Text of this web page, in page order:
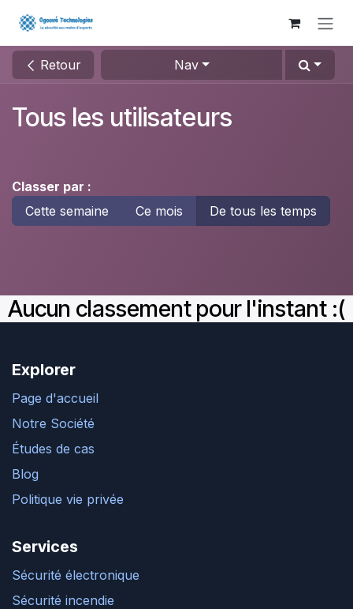
Retour Nav
Tous les utilisateurs
Classer par :
Cette semaine
Ce mois De tous les temps
Aucun classement pour l'instant :(
Explorer
Page d'accueil
Notre Société
Études de cas
Blog
Politique vie privée
Services
Sécurité électronique
Sécurité incendie